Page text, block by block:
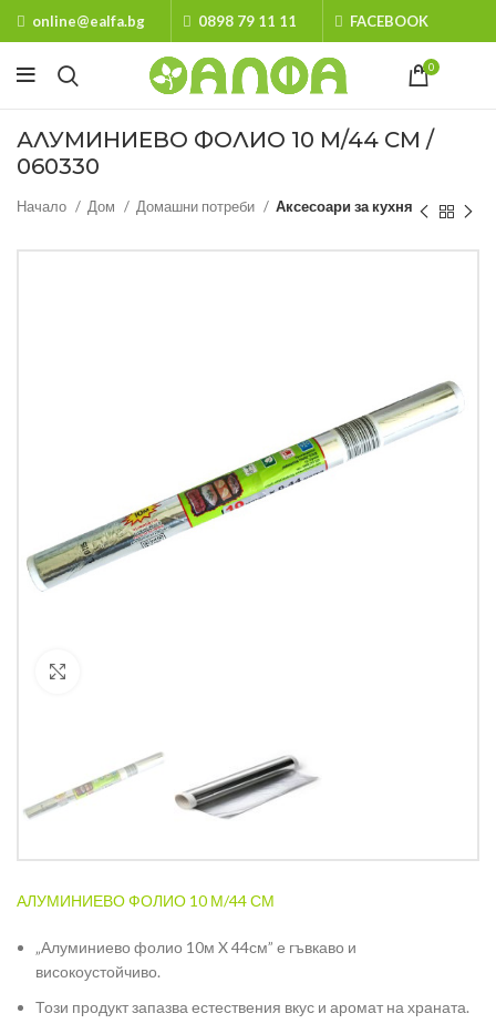
online@ealfa.bg 0898 79 11 11 FACEBOOK
0
АЛУМИНИЕВО ФОЛИО 10 М/44 СМ /
060330
Начало Дом Домашни потреби Аксесоари за кухня
АЛУМИНИЕВО ФОЛИО 10 М/44 СМ
„Алуминиево фолио 10м X 44см” е гъвкаво и
високоустойчиво.
Този продукт запазва естествения вкус и аромат на храната.